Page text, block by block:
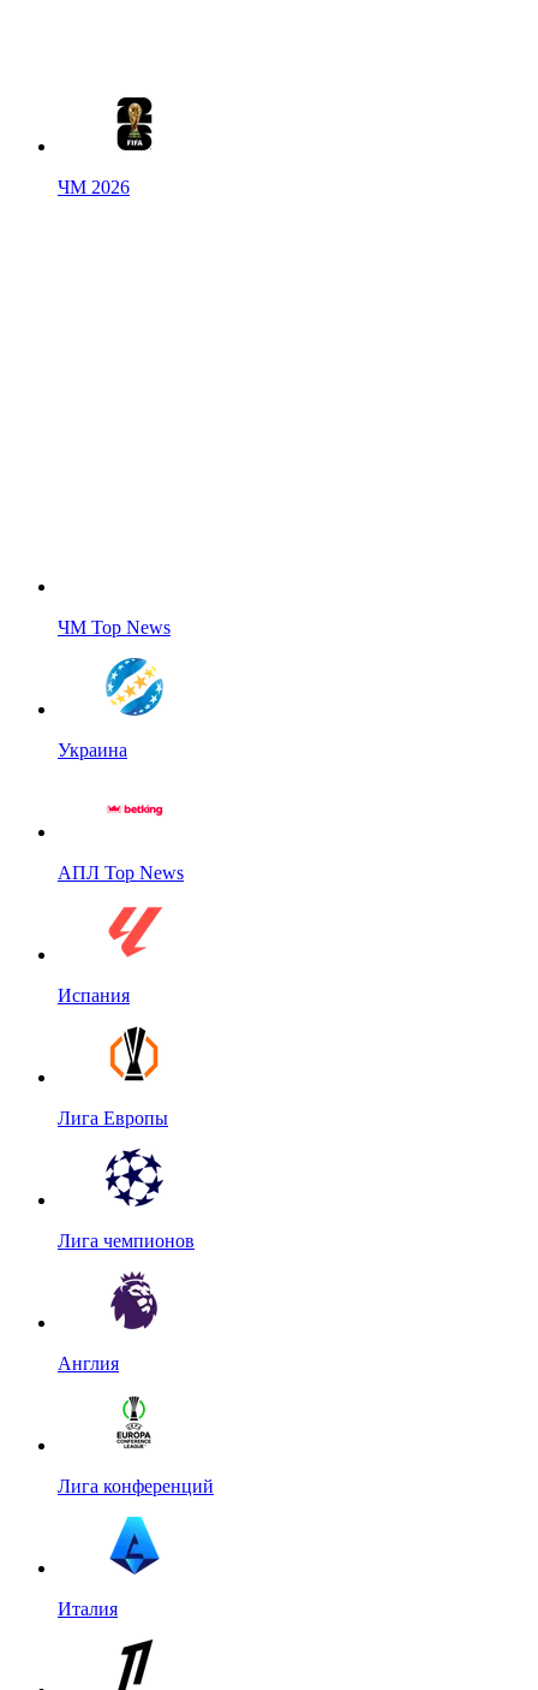
ЧМ 2026
ЧМ Top News
Украина
АПЛ Top News
Испания
Лига Европы
Лига чемпионов
Англия
Лига конференций
Италия